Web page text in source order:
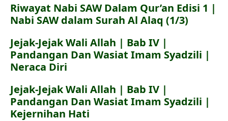
Riwayat Nabi SAW Dalam Qur’an Edisi 1 |
Nabi SAW dalam Surah Al Alaq (1/3)
Jejak-Jejak Wali Allah | Bab IV |
Pandangan Dan Wasiat Imam Syadzili |
Neraca Diri
Jejak-Jejak Wali Allah | Bab IV |
Pandangan Dan Wasiat Imam Syadzili |
Kejernihan Hati